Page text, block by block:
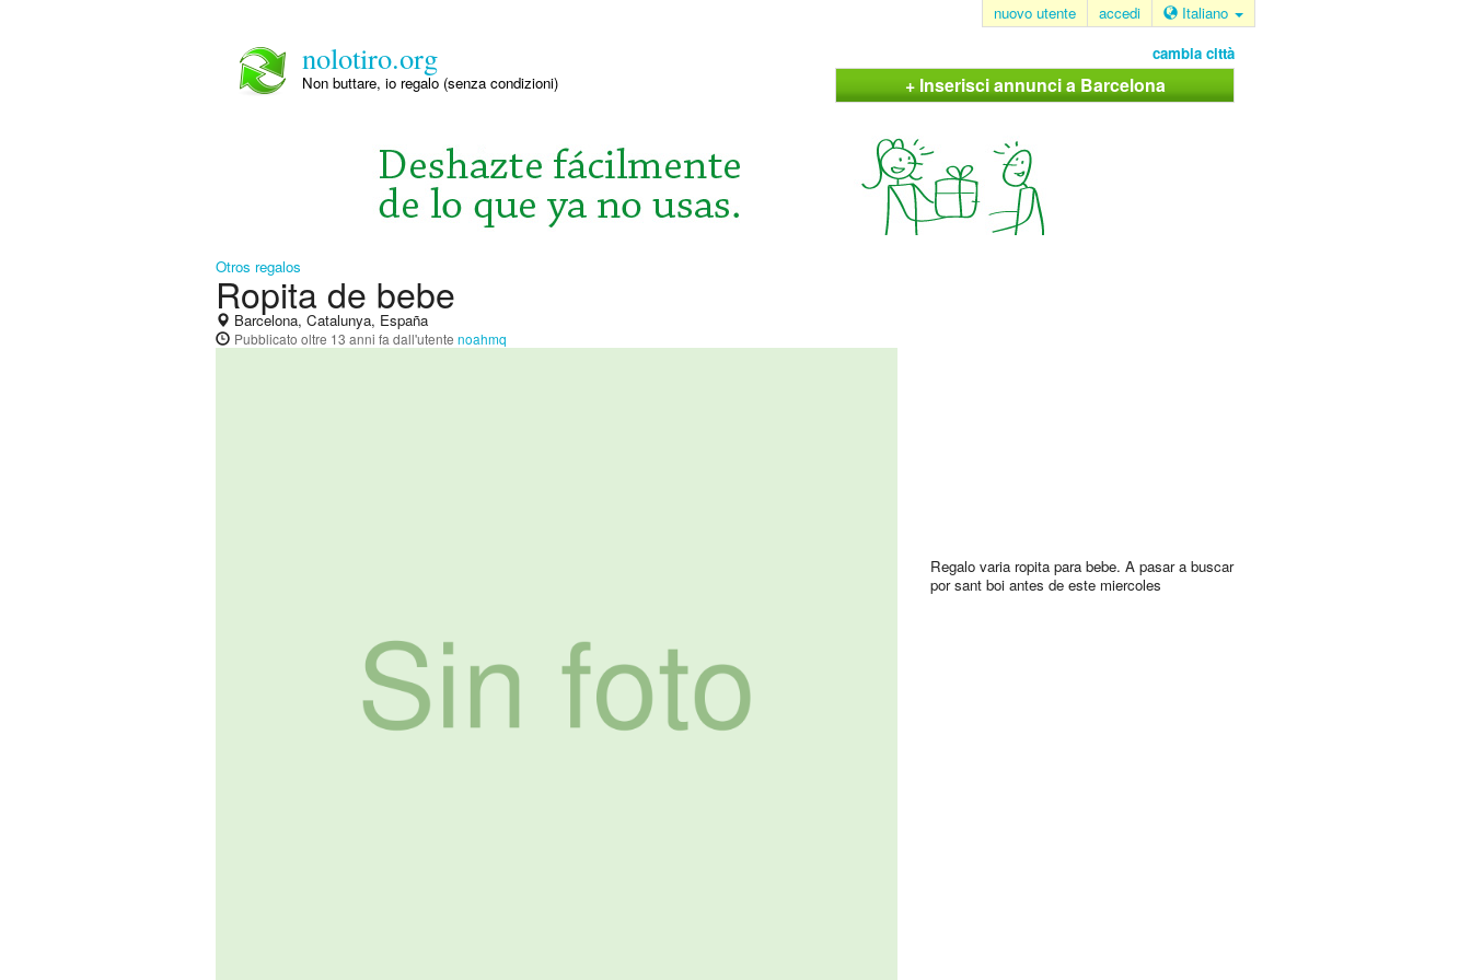
nuovo utente accedi Italiano
nolotiro.org
Non buttare, io regalo (senza condizioni)
cambia città
+ Inserisci annunci a Barcelona
Otros regalos
Ropita de bebe
Barcelona, Catalunya, España
Pubblicato oltre 13 anni fa dall'utente noahmq
Regalo varia ropita para bebe. A pasar a buscar
por sant boi antes de este miercoles